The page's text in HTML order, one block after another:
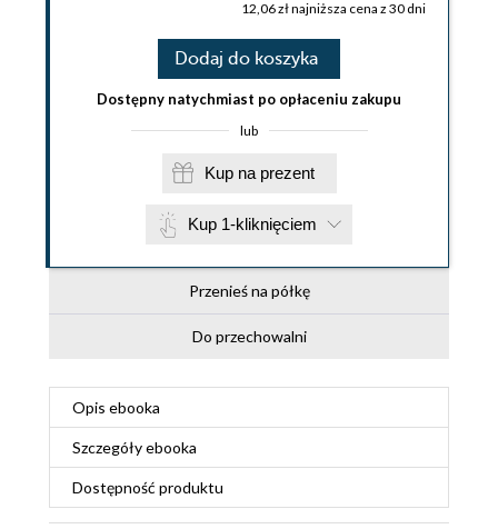
12,06 zł najniższa cena z 30 dni
Dodaj do koszyka
Dostępny natychmiast po opłaceniu zakupu
lub
Kup na prezent
Kup 1-kliknięciem
Przenieś na półkę
Do przechowalni
Opis ebooka
Szczegółyebooka
Dostępność produktu